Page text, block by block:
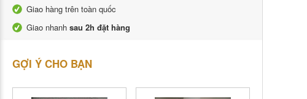
Giao hàng trên toàn quốc
Giao nhanh sau 2h đặt hàng
GỢI Ý CHO BẠN